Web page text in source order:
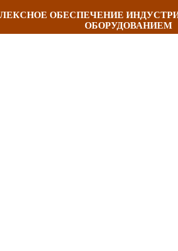
ОБЕСПЕЧЕНИЕ
ОБОРУДОВАНИЕМ